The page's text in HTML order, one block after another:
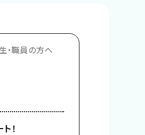
・職員の方へ
！